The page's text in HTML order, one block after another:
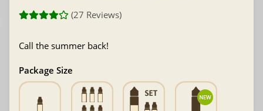
(27 Reviews)
Call the summer back!
Package Size